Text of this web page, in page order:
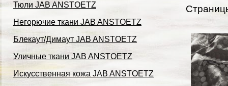
Тюли JAB ANSTOETZ
Негорючие ткани JAB ANSTOETZ
Блекаут/Димаут JAB ANSTOETZ
Уличные ткани JAB ANSTOETZ
Искусственная кожа JAB ANSTOETZ